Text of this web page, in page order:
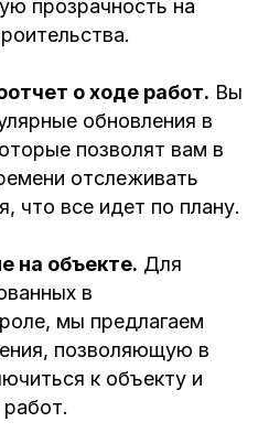
прозрачность на
о ходе работ. Вы
обновления в
позволят вам в
отслеживать
что все идет по плану.
на объекте. Для
в
мы предлагаем
позволяющую в
к объекту и